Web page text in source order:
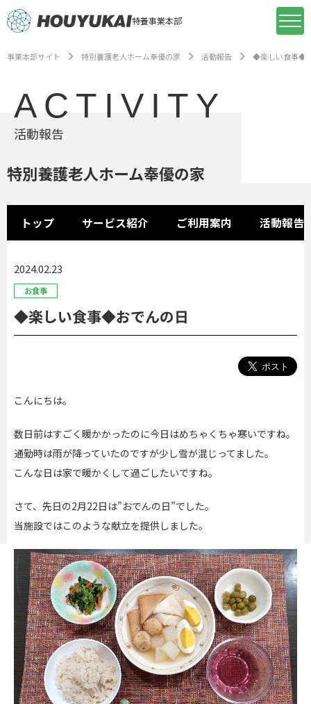
特養事業本部
事業本部サイト 特別養護老人ホーム奉優の家 活動報告 ◆楽しい食事◆
ACTIVITY
活動報告
特別養護老人ホーム奉優の家
トップ サービス紹介 ご利用案内 活動報告
2024.02.23
お食事
◆楽しい食事◆おでんの日
こんにちは。
数日前はすごく暖かかったのに今日はめちゃくちゃ寒いですね。
通勤時は雨が降っていたのですが少し雪が混じってました。
こんな日は家で暖かくして過ごしたいですね。
さて、先日の2月22日は”おでんの日”でした。
当施設ではこのような献立を提供しました。